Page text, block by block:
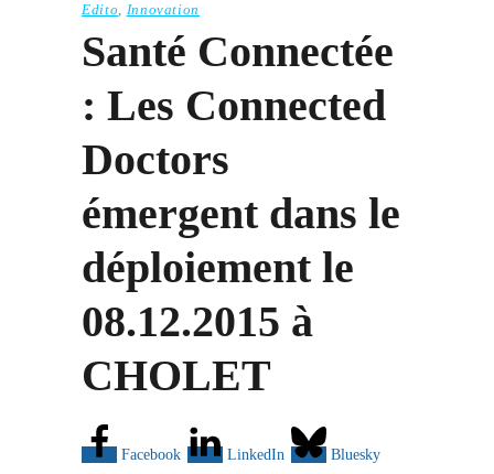
Edito, Innovation
Santé Connectée
: Les Connected
Doctors
émergent dans le
déploiement le
08.12.2015 à
CHOLET
Facebook LinkedIn Bluesky